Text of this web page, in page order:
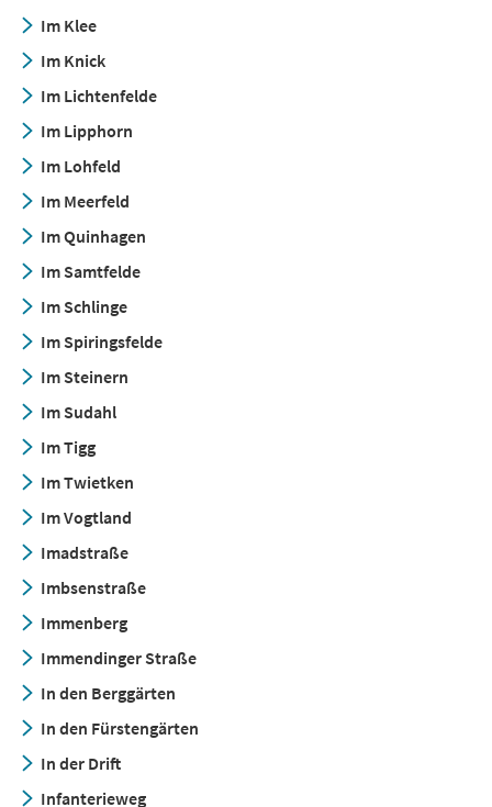
Im Klee
Im Knick
Im Lichtenfelde
Im Lipphorn
Im Lohfeld
Im Meerfeld
Im Quinhagen
Im Samtfelde
Im Schlinge
Im Spiringsfelde
Im Steinern
Im Sudahl
Im Tigg
Im Twietken
Im Vogtland
Imadstraße
Imbsenstraße
Immenberg
Immendinger Straße
In den Berggärten
In den Fürstengärten
In der Drift
Infanterieweg